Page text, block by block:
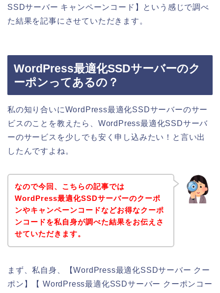
SSDサーバー キャンペーンコード】という感じで調べ
た結果を記事にさせていただきます。
WordPress最適化SSDサーバーのク
ーポンってあるの？
私の知り合いにWordPress最適化SSDサーバーのサー
ビスのことを教えたら、WordPress最適化SSDサーバ
ーのサービスを少しでも安く申し込みたい！と言い出
したんですよね。
なので今回、こちらの記事では
WordPress最適化SSDサーバーのクーポ
ンやキャンペーンコードなどお得なクーポ
ンコードを私自身が調べた結果をお伝えさ
せていただきます。
まず、私自身、【WordPress最適化SSDサーバー クー
ポン】【 WordPress最適化SSDサーバー クーポンコー